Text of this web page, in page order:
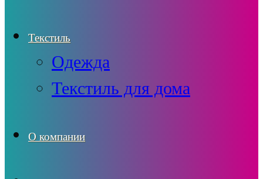
Текстиль
Одежда
Текстиль для дома
О компании